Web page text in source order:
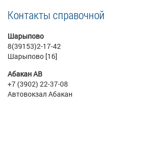
Контакты справочной
Шарыпово
8(39153)2-17-42
Шарыпово [16]
Абакан АВ
+7 (3902) 22-37-08
Автовокзал Абакан